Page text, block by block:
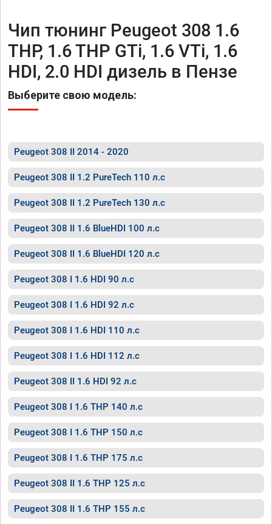
Чип тюнинг Peugeot 308 1.6
THP, 1.6 THP GTi, 1.6 VTi, 1.6
HDI, 2.0 HDI дизель в Пензе
Выберите свою модель:
Peugeot 308 II 2014 - 2020
Peugeot 308 II 1.2 PureTech 110 л.с
Peugeot 308 II 1.2 PureTech 130 л.с
Peugeot 308 II 1.6 BlueHDI 100 л.с
Peugeot 308 II 1.6 BlueHDI 120 л.с
Peugeot 308 I 1.6 HDI 90 л.с
Peugeot 308 I 1.6 HDI 92 л.с
Peugeot 308 I 1.6 HDI 110 л.с
Peugeot 308 I 1.6 HDI 112 л.с
Peugeot 308 II 1.6 HDI 92 л.с
Peugeot 308 I 1.6 THP 140 л.с
Peugeot 308 I 1.6 THP 150 л.с
Peugeot 308 I 1.6 THP 175 л.с
Peugeot 308 II 1.6 THP 125 л.с
Peugeot 308 II 1.6 THP 155 л.с